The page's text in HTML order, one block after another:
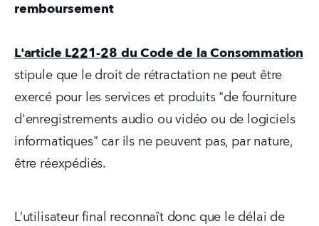
remboursement
L'article L221-28 du Code de la Consommation
stipule que le droit de rétractation ne peut être
exercé pour les services et produits "de fourniture
d'enregistrements audio ou vidéo ou de logiciels
informatiques" car ils ne peuvent pas, par nature,
être réexpédiés.
L’utilisateur final reconnaît donc que le délai de